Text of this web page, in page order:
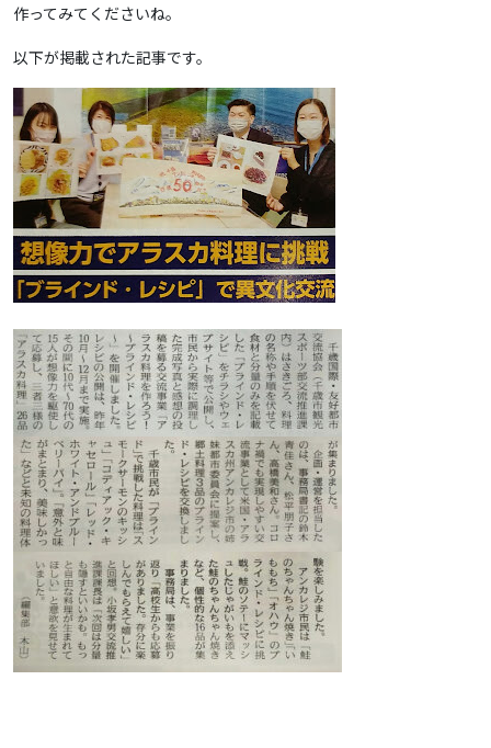
作ってみてくださいね。
以下が掲載された記事です。